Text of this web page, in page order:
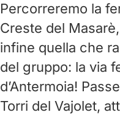
Percorreremo la
Creste del
infine quella che
del gruppo: la via
d’Antermoia!
Torri del Vajolet,